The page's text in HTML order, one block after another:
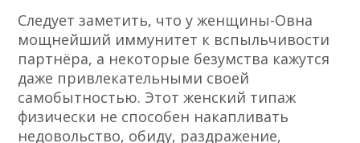
Следует заметить, что у женщины-Овна
мощнейший иммунитет к вспыльчивости
партнёра, а некоторые безумства кажутся
даже привлекательными своей
самобытностью. Этот женский типаж
физически не способен накапливать
недовольство, обиду, раздражение,